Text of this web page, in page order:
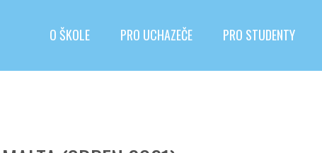
O ŠKOLE PRO UCHAZEČE PRO STUDENTY